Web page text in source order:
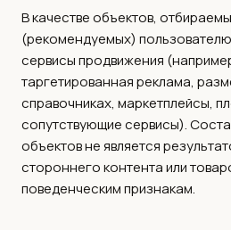
В качестве объектов,
(рекомендуемых)
сервисы продвижения
таргетированная реклама,
справочниках, маркетплейсы,
сопутствующие сервисы).
объектов не является
стороннего контента или
поведенческим признакам.